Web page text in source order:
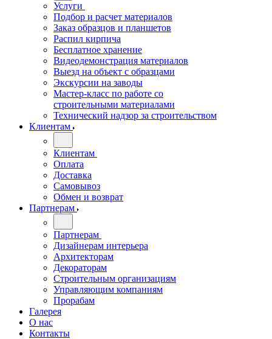
Услуги
Подбор и расчет материалов
Заказ образцов и планшетов
Распил кирпича
Бесплатное хранение
Видеодемонстрация материалов
Выезд на объект с образцами
Экскурсии на заводы
Мастер-класс по работе со
строительными материалами
Технический надзор за строительством
Клиентам
Клиентам
Оплата
Доставка
Самовывоз
Обмен и возврат
Партнерам
Партнерам
Дизайнерам интерьера
Архитекторам
Декораторам
Строительным организациям
Управляющим компаниям
Прорабам
Галерея
О нас
Контакты